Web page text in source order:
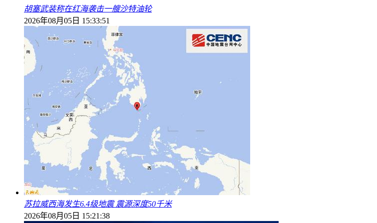
胡塞武装称在红海袭击一艘沙特油轮
2026年08月05日 15:33:51
苏拉威西海发生6.4级地震 震源深度50千米
2026年08月05日 15:21:38